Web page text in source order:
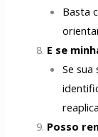
Basta
E se
Se
Posso